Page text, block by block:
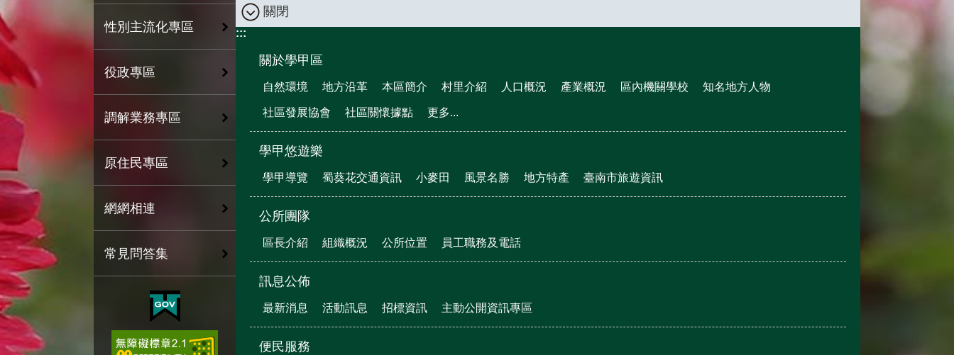
性別主流化專區
役政專區
調解業務專區
原住民專區
網網相連
常見問答集
關閉
:::
關於學甲區
自然環境 地方沿革 本區簡介 村里介紹 人口概況 產業概況 區內機關學校 知名地方人物
社區發展協會 社區關懷據點 更多...
學甲悠遊樂
學甲導覽 蜀葵花交通資訊 小麥田 風景名勝 地方特產 臺南市旅遊資訊
公所團隊
區長介紹 組織概況 公所位置 員工職務及電話
訊息公佈
最新消息 活動訊息 招標資訊 主動公開資訊專區
便民服務